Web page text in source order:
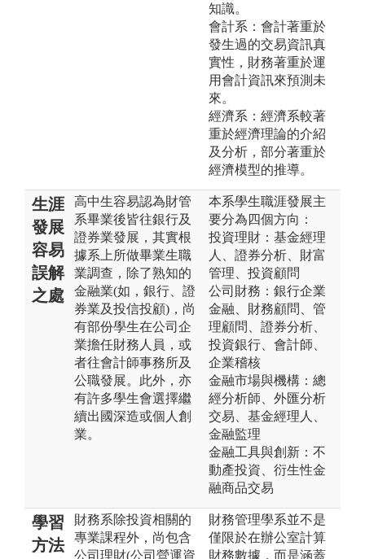
知識。
會計系：會計著重於
發生過的交易資訊真
實性，財務著重於運
用會計資訊來預測未
來。
經濟系：經濟系較著
重於經濟理論的介紹
及分析，部分著重於
經濟模型的推導。
生涯
發展
容易
誤解
之處
高中生容易認為財管
系畢業後皆往銀行及
證券業發展，其實根
據系上所做畢業生職
業調查，除了熟知的
金融業(如，銀行、證
券業及投信投顧)，尚
有部份學生在公司企
業擔任財務人員，或
者往會計師事務所及
公職發展。此外，亦
有許多學生會選擇繼
續出國深造或個人創
業。
本系學生職涯發展主
要分為四個方向：
投資理財：基金經理
人、證券分析、財富
管理、投資顧問
公司財務：銀行企業
金融、財務顧問、管
理顧問、證券分析、
投資銀行、會計師、
企業稽核
金融市場與機構：總
經分析師、外匯分析
交易、基金經理人、
金融監理
金融工具與創新：不
動產投資、衍生性金
融商品交易
學習
方法
財務系除投資相關的
專業課程外，尚包含
公司理財(公司營運資
財務管理學系並不是
僅限於在辦公室計算
財務數據，而是涵蓋